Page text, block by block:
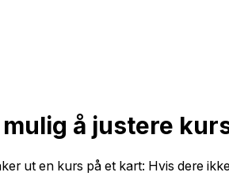
å justere
ut en kurs på et kart: Hvis dere